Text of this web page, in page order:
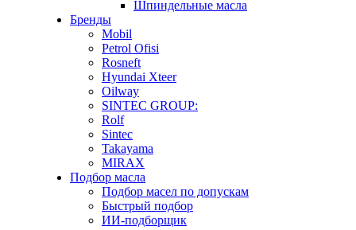
Шпиндельные масла
Бренды
Mobil
Petrol Ofisi
Rosneft
Hyundai Xteer
Oilway
SINTEC GROUP:
Rolf
Sintec
Takayama
MIRAX
Подбор масла
Подбор масел по допускам
Быстрый подбор
ИИ-подборщик